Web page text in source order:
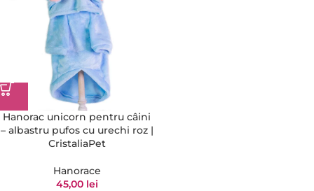
Hanorac unicorn pentru câini
– albastru pufos cu urechi roz |
CristaliaPet
Hanorace
45,00 lei